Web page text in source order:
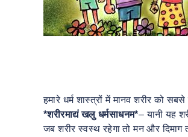
हमारे धर्म शास्त्रों में मानव शरीर को
*शरीरमाद्यं खलु धर्मसाधनम*– यानी यह
जब शरीर स्वस्थ रहेगा तो मन और